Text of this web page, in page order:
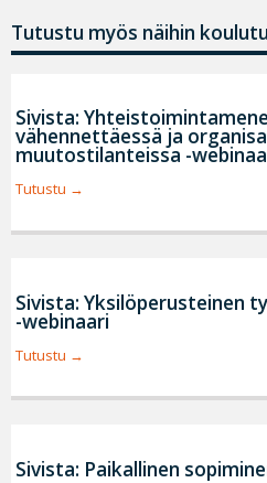
Tutustu myös näihin
Sivista:
vähennettäessä ja
muutostilanteissa -
Tutustu
Sivista: Yksilöperusteinen
-webinaari
Tutustu
Sivista: Paikallinen